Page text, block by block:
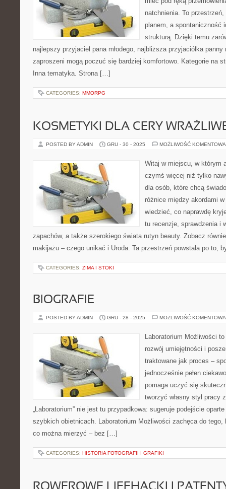
natchnienia. To
planem, a spontaniczność
strukturą. Dzięki temu
najlepszy przyjaciel pana młodego, najbliższa przyjaciółka panny
zaproszeni mogą poczuć się bardziej komfortowo. Kategorie na
Inna tematyka. Strona […]
CATEGORIES: MMORPG
KOSMETYKI DLA CERY
POSTED BY ADMIN GRU - 30 - 2025 MOŻLIWOŚĆ
Witaj w miejscu, w którym
czymś więcej niż tylko
dla osób, które chcą
różnice między akordami
wiedzieć, co naprawdę
tu recenzje, sprawdzenia i
zapachów, a także szerokiego świata rutyn beauty. Zobacz
makijażu – czego unikać i Uroda. Ta przestrzeń powstała po to,
CATEGORIES: ZIMA I STOKI
BIOGRAFIE
POSTED BY ADMIN GRU - 28 - 2025 MOŻLIWOŚĆ
Laboratorium Możliwości
rozwój umiejętności i
traktowane jak proces –
jednocześnie pełen
pomaga uczyć się
tworzyć własny styl pracy
„Laboratorium” nie jest tu przypadkowa: sugeruje podejście
szybkich obietnicach. Laboratorium Możliwości zachęca do
co można mierzyć – bez […]
CATEGORIES: HISTORIA FOTOGRAFII I GRAFIKI